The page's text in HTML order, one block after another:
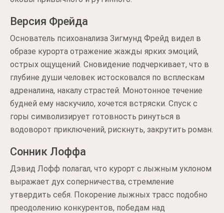
Версия Фрейда
Основатель психоанализа Зигмунд Фрейд видел в
образе курорта отражение жажды ярких эмоций,
острых ощущений. Сновидение подчеркивает, что в
глубине души человек истосковался по всплескам
адреналина, накалу страстей. Монотонное течение
будней ему наскучило, хочется встряски. Спуск с
горы символизирует готовность ринуться в
водоворот приключений, рискнуть, закрутить роман.
Сонник Лоффа
Дэвид Лофф полагал, что курорт с лыжным уклоном
выражает дух соперничества, стремление
утвердить себя. Покорение лыжных трасс подобно
преодолению конкурентов, победам над